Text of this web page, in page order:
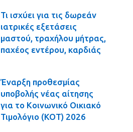
Τι ισχύει για τις δωρεάν
ιατρικές εξετάσεις
μαστού, τραχήλου μήτρας,
παχέος εντέρου, καρδιάς
Έναρξη προθεσμίας
υποβολής νέας αίτησης
για το Κοινωνικό Οικιακό
Τιμολόγιο (ΚΟΤ) 2026